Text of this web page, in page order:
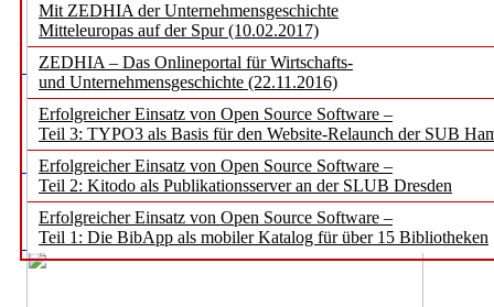
Mit ZEDHIA der Unternehmensgeschichte
Mitteleuropas auf der Spur (10.02.2017)
ZEDHIA – Das Onlineportal für Wirtschafts-
und Unternehmensgeschichte (22.11.2016)
Erfolgreicher Einsatz von Open Source Software –
Teil 3: TYPO3 als Basis für den Website-Relaunch der SUB
Erfolgreicher Einsatz von Open Source Software –
Teil 2: Kitodo als Publikationsserver an der SLUB Dresden
Erfolgreicher Einsatz von Open Source Software –
Teil 1: Die BibApp als mobiler Katalog für über 15 Bibliotheken